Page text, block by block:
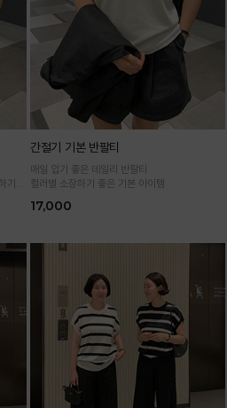
기
간절기 기본 반팔티
매일 입기 좋은 데일리 반팔티
컬러별 소장하기 좋은 기본 아이템
17,000